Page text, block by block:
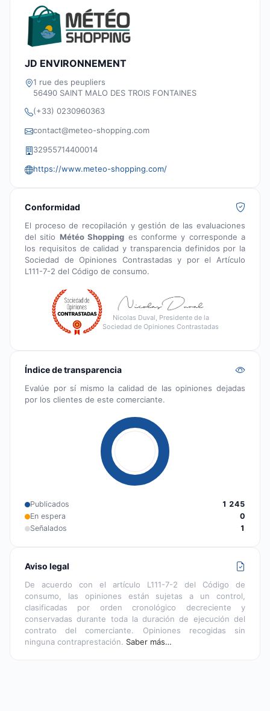
JD ENVIRONNEMENT
1 rue des peupliers
56490 SAINT MALO DES TROIS FONTAINES
(+33) 0230960363
contact@meteo-shopping.com
32955714400014
https://www.meteo-shopping.com/
Conformidad
El proceso de recopilación y gestión de las evaluaciones
del sitio Météo Shopping es conforme y corresponde a
los requisitos de calidad y transparencia definidos por la
Sociedad de Opiniones Contrastadas y por el Artículo
L111-7-2 del Código de consumo.
Nicolas Duval, Presidente de la
Sociedad de Opiniones Contrastadas
Índice de transparencia
Evalúe por sí mismo la calidad de las opiniones dejadas
por los clientes de este comerciante.
Publicados
1 245
En espera
0
Señalados
1
Aviso legal
De acuerdo con el artículo L111-7-2 del Código de
consumo, las opiniones están sujetas a un control,
clasificadas por orden cronológico decreciente y
conservadas durante toda la duración de ejecución del
contrato del comerciante. Opiniones recogidas sin
ninguna contraprestación. Saber más…